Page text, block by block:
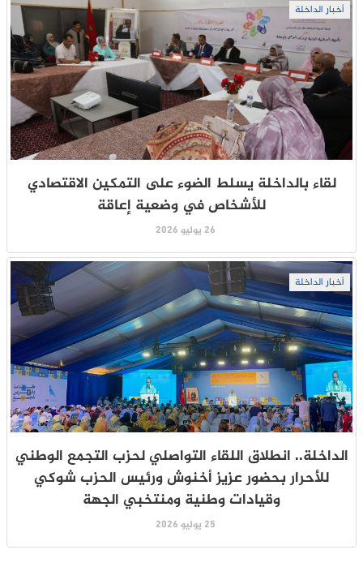
أخبار الداخلة
لقاء بالداخلة يسلط الضوء على التمكين الاقتصادي
للأشخاص في وضعية إعاقة
26 يوليو 2026
أخبار الداخلة
الداخلة.. انطلاق اللقاء التواصلي لحزب التجمع الوطني
للأحرار بحضور عزيز أخنوش ورئيس الحزب شوكي
وقيادات وطنية ومنتخبي الجهة
25 يوليو 2026